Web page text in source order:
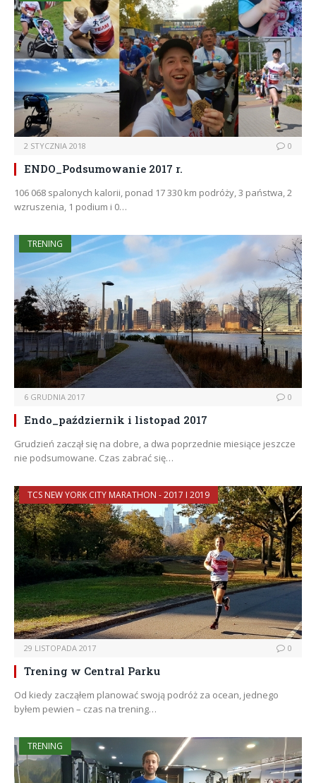
2 STYCZNIA 2018 0
ENDO_Podsumowanie 2017 r.
106 068 spalonych kalorii, ponad 17 330 km podróży, 3 państwa, 2
wzruszenia, 1 podium i 0…
TRENING
6 GRUDNIA 2017 0
Endo_październik i listopad 2017
Grudzień zaczął się na dobre, a dwa poprzednie miesiące jeszcze
nie podsumowane. Czas zabrać się…
TCS NEW YORK CITY MARATHON - 2017 I 2019
29 LISTOPADA 2017 0
Trening w Central Parku
Od kiedy zacząłem planować swoją podróż za ocean, jednego
byłem pewien – czas na trening…
TRENING